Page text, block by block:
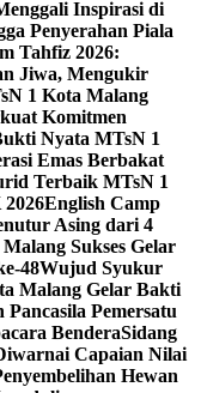
Inspirasi di
Penyerahan Piala
Tahfiz 2026:
Jiwa, Mengukir
1 Kota Malang
Komitmen
Nyata MTsN 1
Emas Berbakat
Terbaik MTsN 1
English Camp
Asing dari 4
Sukses Gelar
48Wujud Syukur
Malang Gelar Bakti
Pemersatu
BenderaSidang
Capaian Nilai
Hewan